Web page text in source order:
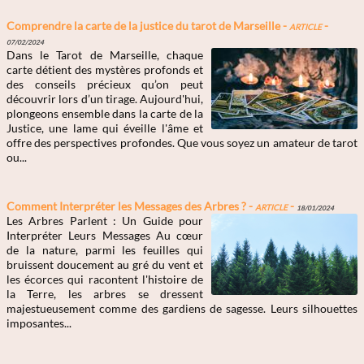
Comprendre la carte de la justice du tarot de Marseille -Article-
07/02/2024
Dans le Tarot de Marseille, chaque
carte détient des mystères profonds et
des conseils précieux qu’on peut
découvrir lors d’un tirage. Aujourd'hui,
plongeons ensemble dans la carte de la
Justice, une lame qui éveille l'âme et
offre des perspectives profondes. Que vous soyez un amateur de tarot
ou...
Comment Interpréter les Messages des Arbres ? -Article- 18/01/2024
Les Arbres Parlent : Un Guide pour
Interpréter Leurs Messages Au cœur
de la nature, parmi les feuilles qui
bruissent doucement au gré du vent et
les écorces qui racontent l'histoire de
la Terre, les arbres se dressent
majestueusement comme des gardiens de sagesse. Leurs silhouettes
imposantes...